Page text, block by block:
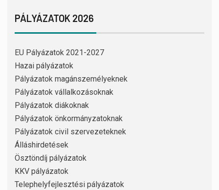
PÁLYÁZATOK 2026
EU Pályázatok 2021-2027
Hazai pályázatok
Pályázatok magánszemélyeknek
Pályázatok vállalkozásoknak
Pályázatok diákoknak
Pályázatok önkormányzatoknak
Pályázatok civil szervezeteknek
Álláshirdetések
Ösztöndíj pályázatok
KKV pályázatok
Telephelyfejlesztési pályázatok